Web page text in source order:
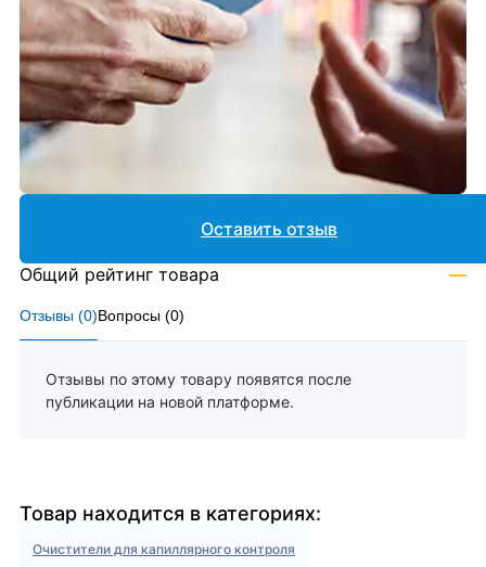
Отзывы (0)Вопросы (0)
Отзывы по этому товару появятся после
публикации на новой платформе.
Оставить отзыв
Общий рейтинг товара —
Товар находится в категориях:
Очистители для капиллярного контроля